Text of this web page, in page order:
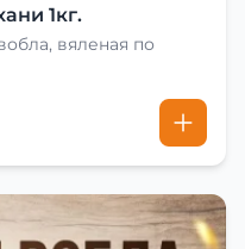
1кг.
вяленая по